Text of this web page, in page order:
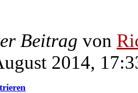
Beitrag von
2014,